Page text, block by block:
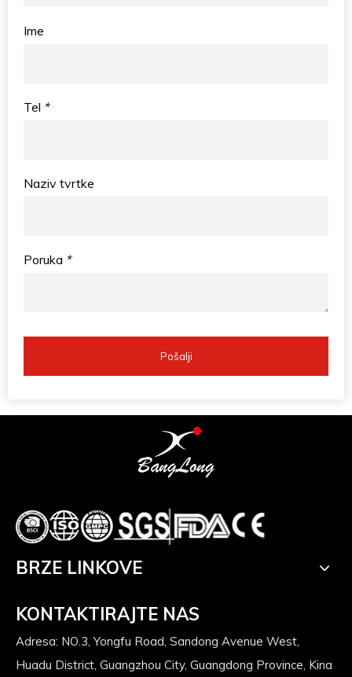
Ime
*
Tel
Naziv tvrtke
*
Poruka
Pošalji
BRZE LINKOVE
KONTAKTIRAJTE NAS
Adresa: NO.3, Yongfu Road, Sandong Avenue West,
Huadu District, Guangzhou City, Guangdong Province, Kina